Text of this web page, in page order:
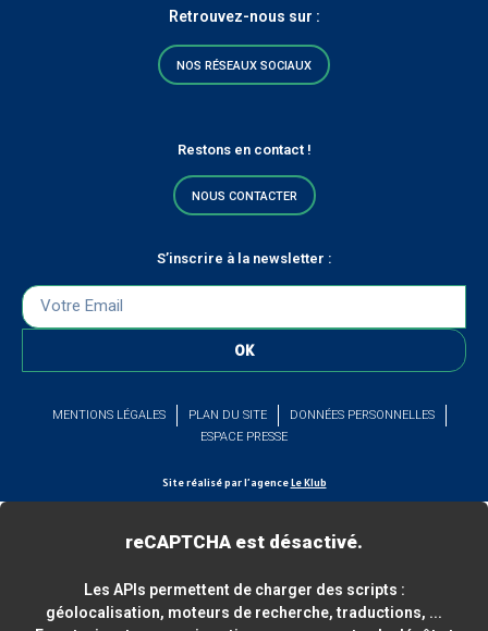
Retrouvez-nous sur :
NOS RÉSEAUX SOCIAUX
Restons en contact !
NOUS CONTACTER
S’inscrire à la newsletter :
OK
MENTIONS LÉGALES PLAN DU SITE
DONNÉES PERSONNELLES
ESPACE PRESSE
Site réalisé par l’agenceLe Klub
reCAPTCHA est désactivé.
Les APIs permettent de charger des scripts :
géolocalisation, moteurs de recherche, traductions, ...